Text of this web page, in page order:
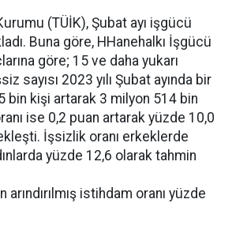
(TÜİK), Şubat ayı işgücü
Buna göre, HHanehalkı İşgücü
göre; 15 ve daha yukarı
sayısı 2023 yılı Şubat ayında bir
bin kişi artarak 3 milyon 514 bin
ise 0,2 puan artarak yüzde 10,0
İşsizlik oranı erkeklerde
yüzde 12,6 olarak tahmin
istihdam oranı yüzde